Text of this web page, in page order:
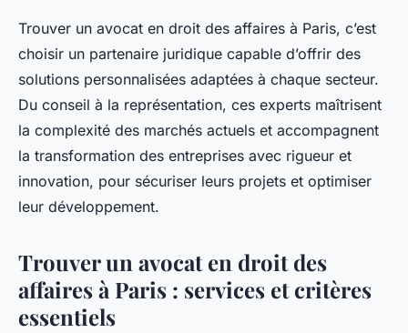
Avocat en droit des affaires à
paris : services sur mesure
Adrien•29 juin 2025•4 min de lecture
Trouver un avocat en droit des affaires à Paris, c’est
choisir un partenaire juridique capable d’offrir des
solutions personnalisées adaptées à chaque secteur.
Du conseil à la représentation, ces experts maîtrisent
la complexité des marchés actuels et accompagnent
la transformation des entreprises avec rigueur et
innovation, pour sécuriser leurs projets et optimiser
leur développement.
Trouver un avocat en droit des
affaires à Paris : services et critères
essentiels